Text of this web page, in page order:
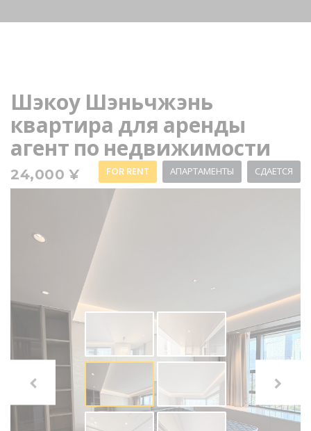
Шэкоу Шэньчжэнь
квартира для аренды
агент по недвижимости
FOR RENT АПАРТАМЕНТЫ СДАЕТСЯ
24,000 ¥